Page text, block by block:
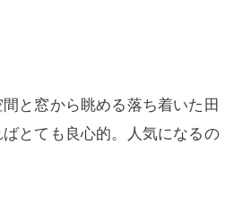
と窓から眺める落ち着いた田
とても良心的。人気になるの